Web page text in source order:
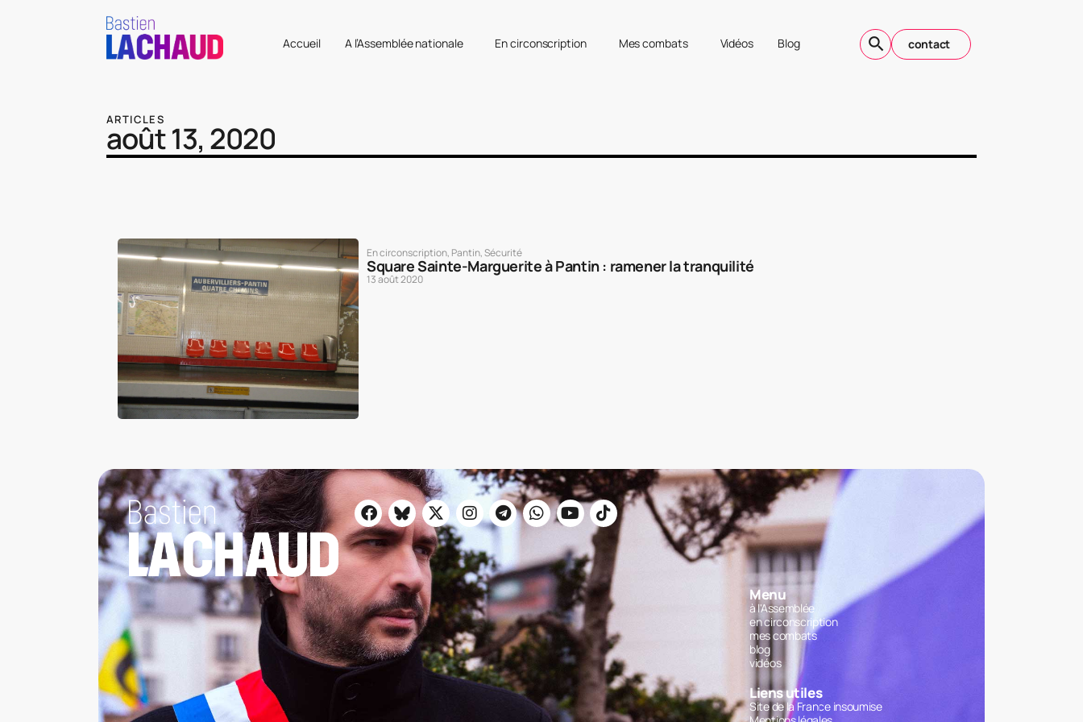
Accueil A l’Assemblée nationale En circonscription Mes combats Vidéos Blog contact
ARTICLES
août 13, 2020
En circonscription, Pantin,Sécurité
Square Sainte-Marguerite à Pantin : ramener la tranquilité
13 août 2020
Menu
à l'Assemblée
en circonscription
mes combats
blog
vidéos
Liens utiles
Site de la France insoumise